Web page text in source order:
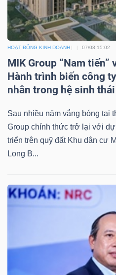
HOẠT ĐỘNG KINH DOANH 07/08 15:02
MIK Group “Nam tiến”
Hành trình biến công
nhân trong hệ sinh thái
Sau nhiều năm vắng bóng tại
Group chính thức trở lại với
triển trên quỹ đất Khu dân cư
Long B...